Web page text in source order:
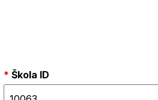
Škola ID